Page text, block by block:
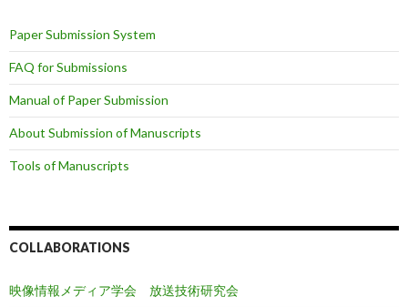
Paper Submission System
FAQ for Submissions
Manual of Paper Submission
About Submission of Manuscripts
Tools of Manuscripts
COLLABORATIONS
映像情報メディア学会 放送技術研究会